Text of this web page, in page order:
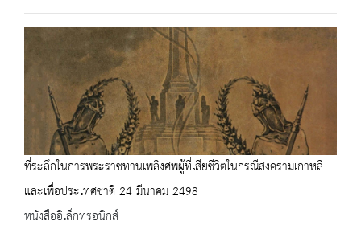
ที่ระลึกในการพระราชทานเพลิงศพผู้ที่เสียชีวิตในกรณีสงครามเกาหลี
และเพื่อประเทศชาติ 24 มีนาคม 2498
หนังสืออิเล็กทรอนิกส์